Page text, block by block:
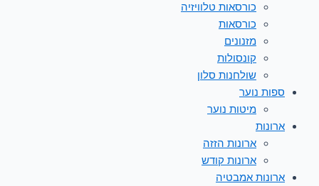
כורסאות טלוויזיה
כורסאות
מזנונים
קונסולות
שולחנות סלון
ספות נוער
מיטות נוער
ארונות
ארונות הזזה
ארונות קודש
ארונות אמבטיה